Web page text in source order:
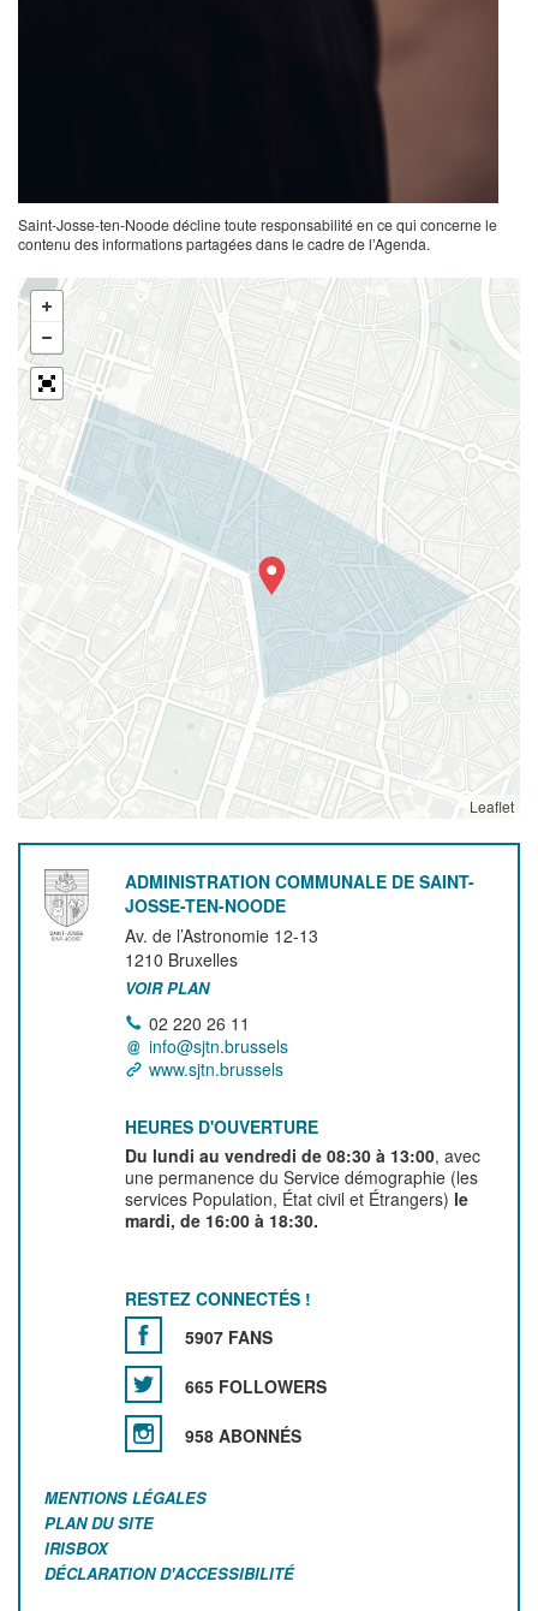
Saint-Josse-ten-Noode décline toute responsabilité en ce qui concerne le
contenu des informations partagées dans le cadre de l’Agenda.
Leaflet
ADMINISTRATION COMMUNALE DE SAINT-
JOSSE-TEN-NOODE
Av. de l’Astronomie 12-13
1210 Bruxelles
VOIR PLAN
02 220 26 11
info@sjtn.brussels
www.sjtn.brussels
HEURES D'OUVERTURE
Du lundi au vendredi de 08:30 à 13:00, avec
une permanence du Service démographie (les
services Population, État civil et Étrangers) le
mardi, de 16:00 à 18:30.
RESTEZ CONNECTÉS !
5907 FANS
665 FOLLOWERS
958 ABONNÉS
MENTIONS LÉGALES
PLAN DU SITE
IRISBOX
DÉCLARATION D'ACCESSIBILITÉ